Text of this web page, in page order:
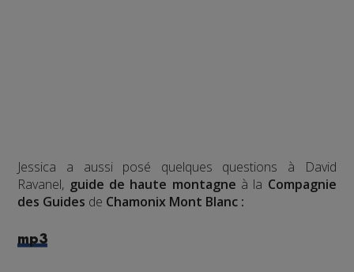
Jessica a aussi posé quelques questions à David
Ravanel, guide de haute montagne à la Compagnie
des Guides de Chamonix Mont Blanc :
mp3